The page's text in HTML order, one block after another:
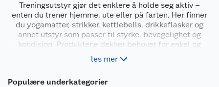
Treningsutstyr gjør det enklere å holde seg aktiv –
enten du trener hjemme, ute eller på farten. Her finner
du yogamatter, strikker, kettlebells, drikkeflasker og
annet utstyr som passer til styrke, bevegelighet og
kondisjon. Produktene dekker behovet for enkel og
effektiv trening uansett nivå, og gir deg mulighet til å
variere øktene etter hva du ønsker å fokusere på.
les mer
Populære underkategorier